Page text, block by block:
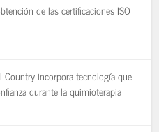
de las certificaciones ISO
Country incorpora tecnología que
durante la quimioterapia